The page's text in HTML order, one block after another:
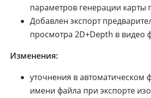
параметров генерации карты
Добавлен экспорт
просмотра 2D+Depth в видео
Изменения:
уточнения в автоматическом
имени файла при экспорте